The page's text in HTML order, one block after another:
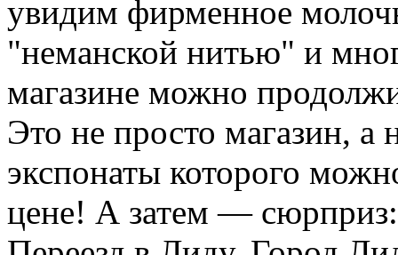
увидим фирменное
"неманской нитью" и
магазине можно
Это не просто магазин, а
экспонаты которого
цене! А затем —